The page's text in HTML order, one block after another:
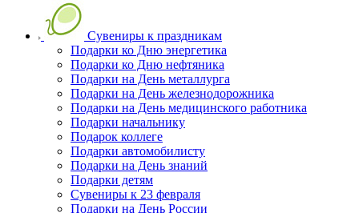
Сувениры к праздникам
Подарки ко Дню энергетика
Подарки ко Дню нефтяника
Подарки на День металлурга
Подарки на День железнодорожника
Подарки на День медицинского работника
Подарки начальнику
Подарок коллеге
Подарки автомобилисту
Подарки на День знаний
Подарки детям
Сувениры к 23 февраля
Подарки на День России